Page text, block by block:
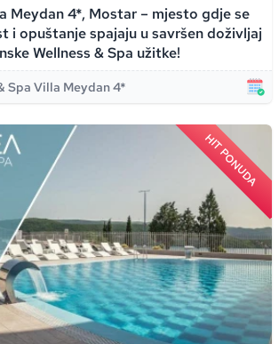
Meydan 4*, Mostar – mjesto gdje se
i opuštanje spajaju u savršen doživljaj
Wellness & Spa užitke!
Spa Villa Meydan 4*
HIT PONUDA